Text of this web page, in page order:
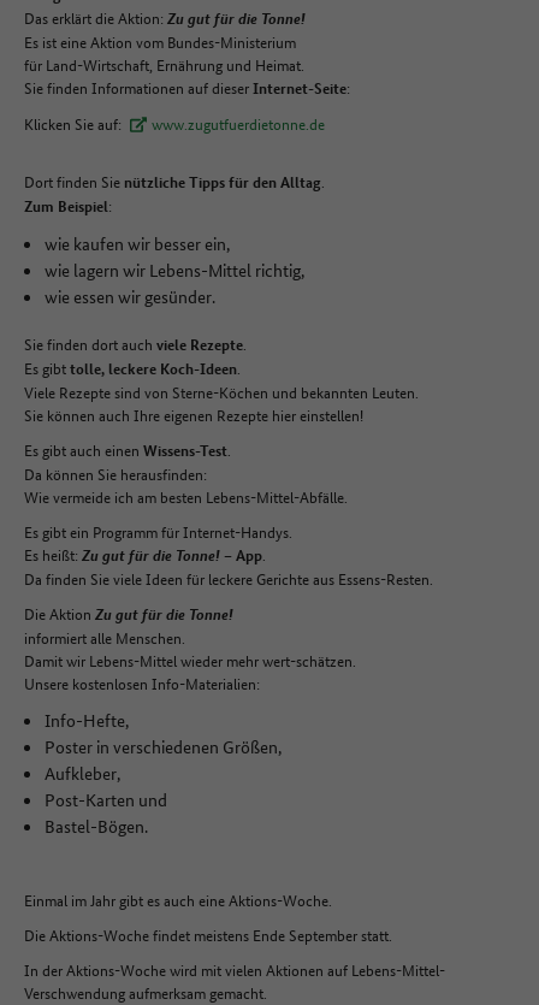
Das erklärt die Aktion: Zu gut für die Tonne!
Es ist eine Aktion vom Bundes-Ministerium
für Land-Wirtschaft, Ernährung und Heimat.
Sie finden Informationen auf dieserInternet-Seite:
Klicken Sie auf:
www.zugutfuerdietonne.de
Dort finden Sie nützliche Tipps für den Alltag.
Zum Beispiel:
wie kaufen wir besser ein,
wie lagern wir Lebens-Mittel richtig,
wie essen wir gesünder.
Sie finden dort auch viele Rezepte.
Es gibttolle, leckere Koch-Ideen.
Viele Rezepte sind von Sterne-Köchen und bekannten Leuten.
Sie können auch Ihre eigenen Rezepte hier einstellen!
Es gibt auch einen Wissens-Test.
Da können Sie herausfinden:
Wie vermeide ich am besten Lebens-Mittel-Abfälle.
Es gibt ein Programm für Internet-Handys.
Es heißt: Zu gut für die Tonne!– App.
Da finden Sie viele Ideen für leckere Gerichte aus Essens-Resten.
Die Aktion Zu gut für die Tonne!
informiert alle Menschen.
Damit wir Lebens-Mittel wieder mehr wert-schätzen.
Unsere kostenlosen Info-Materialien:
Info-Hefte,
Poster in verschiedenen Größen,
Aufkleber,
Post-Karten und
Bastel-Bögen.
Einmal im Jahr gibt es auch eine Aktions-Woche.
Die Aktions-Woche findet meistens Ende September statt.
In der Aktions-Woche wird mit vielen Aktionen auf Lebens-Mittel-
Verschwendung aufmerksam gemacht.